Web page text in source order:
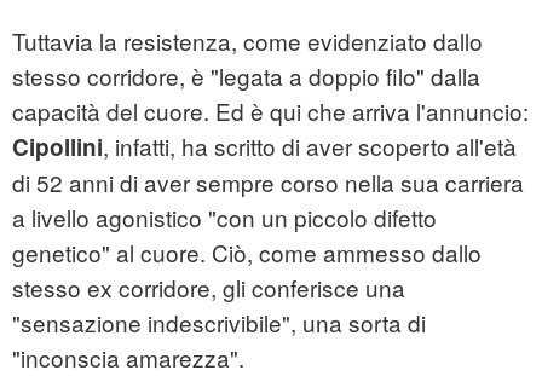
Tuttavia la resistenza, come evidenziato dallo
stesso corridore, è "legata a doppio filo" dalla
capacità del cuore. Ed è qui che arriva l'annuncio:
Cipollini, infatti, ha scritto di aver scoperto all'età
di 52 anni di aver sempre corso nella sua carriera
a livello agonistico "con un piccolo difetto
genetico" al cuore. Ciò, come ammesso dallo
stesso ex corridore, gli conferisce una
"sensazione indescrivibile", una sorta di
"inconscia amarezza".